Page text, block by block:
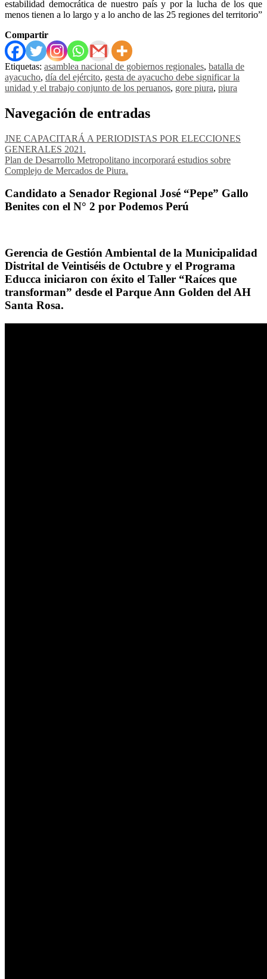
estabilidad democrática de nuestro país y por la lucha de los que
menos tienen a lo largo y a lo ancho de las 25 regiones del territorio”
Compartir
Etiquetas: asamblea nacional de gobiernos regionales, batalla de
ayacucho, día del ejército, gesta de ayacucho debe significar la
unidad y el trabajo conjunto de los peruanos, gore piura, piura
Navegación de entradas
JNE CAPACITARÁ A PERIODISTAS POR ELECCIONES
GENERALES 2021.
Plan de Desarrollo Metropolitano incorporará estudios sobre
Complejo de Mercados de Piura.
Candidato a Senador Regional José “Pepe” Gallo
Benites con el N° 2 por Podemos Perú
Gerencia de Gestión Ambiental de la Municipalidad
Distrital de Veintiséis de Octubre y el Programa
Educca iniciaron con éxito el Taller “Raíces que
transforman” desde el Parque Ann Golden del AH
Santa Rosa.